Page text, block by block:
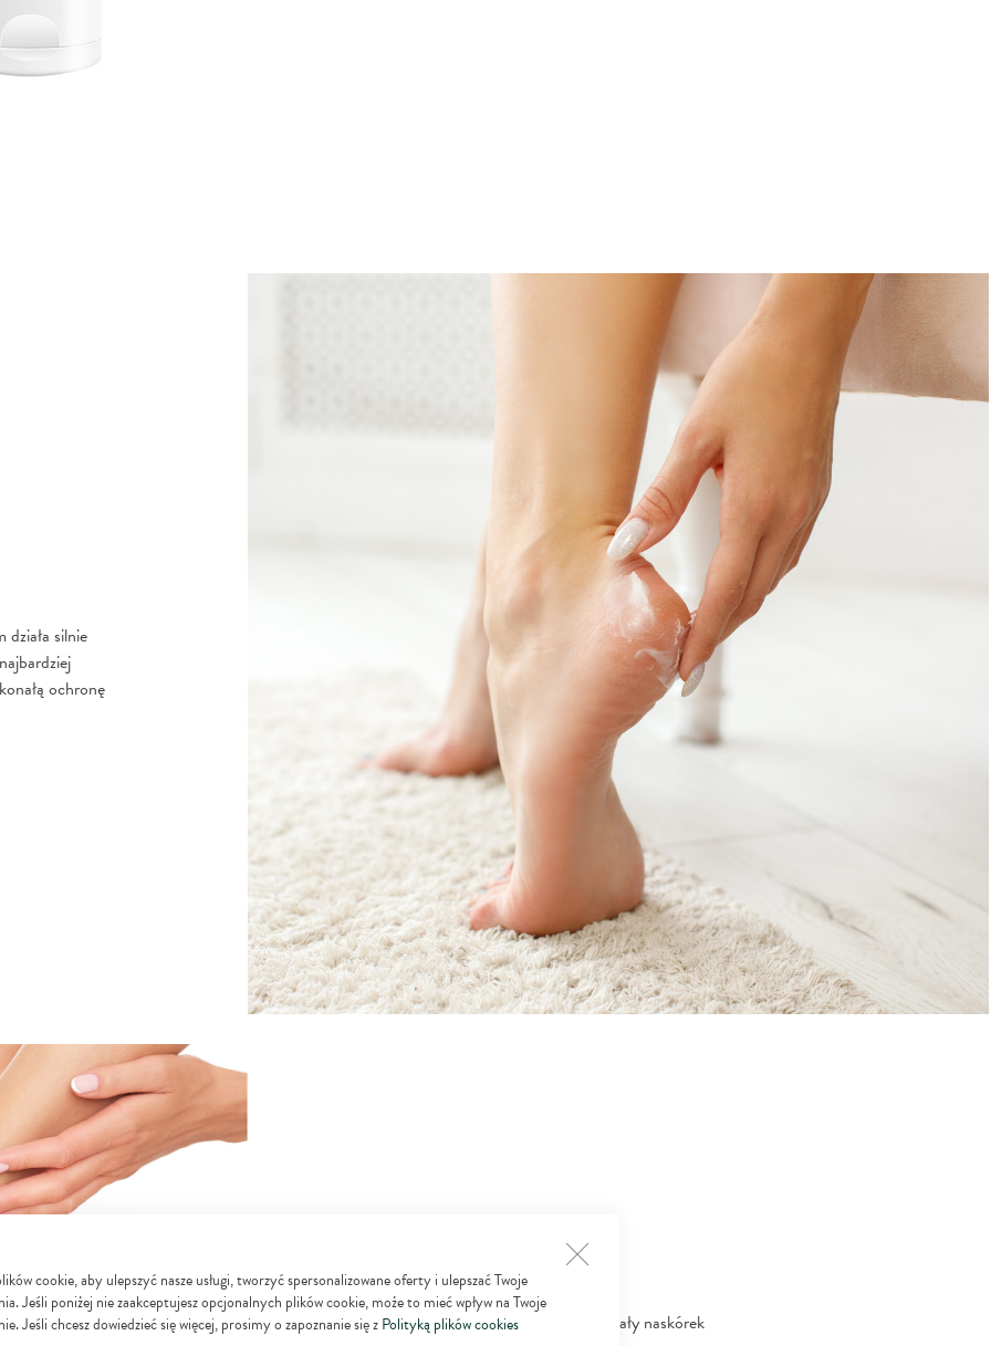
cookie, aby ulepszyć nasze usługi, tworzyć spersonalizowane oferty i ulepszać Twoje
Jeśli poniżej nie zaakceptujesz opcjonalnych plików cookie, może to mieć wpływ na Twoje
Jeśli chcesz dowiedzieć się więcej, prosimy o zapoznanie się zPolityką plików cookies
silnie
ochronę
Efekt
odżywia, nawilża i wygładza stwardniały naskórek